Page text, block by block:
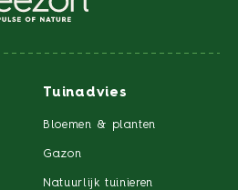
Tuinadvies
Bloemen & planten
Gazon
Natuurlijk tuinieren